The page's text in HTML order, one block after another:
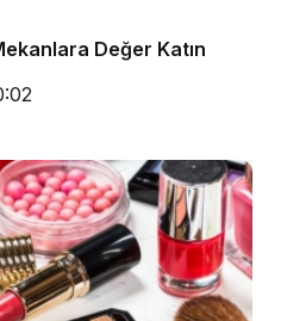
Değer Katın